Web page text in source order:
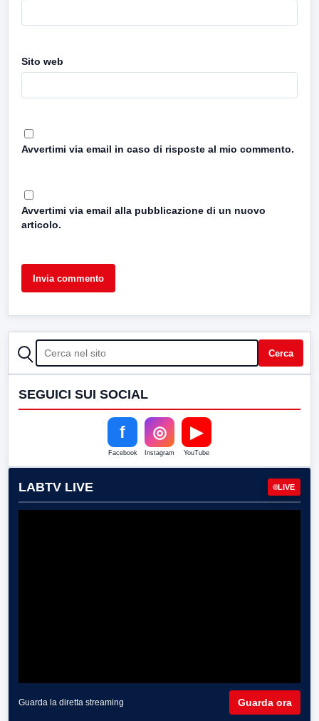
Sito web
Avvertimi via email in caso di risposte al mio commento.
Avvertimi via email alla pubblicazione di un nuovo
articolo.
CERCA Cerca
SEGUICI SUI SOCIAL
f
Facebook
◎
Instagram
▶
YouTube
LABTV LIVE LIVE
Guarda la diretta streaming Guarda ora